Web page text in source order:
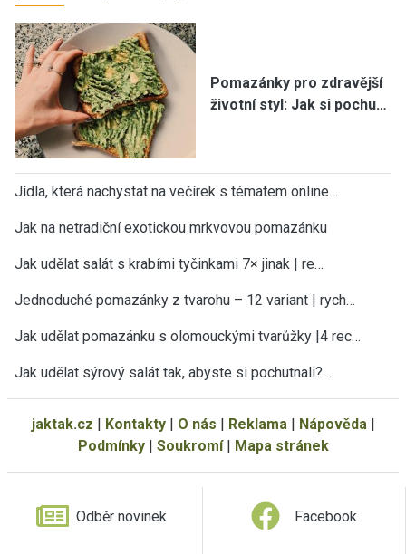
Pomazánky pro zdravější
životní styl: Jak si pochu…
Jídla, která nachystat na večírek s tématem online…
Jak na netradiční exotickou mrkvovou pomazánku
Jak udělat salát s krabími tyčinkami 7× jinak | re…
Jednoduché pomazánky z tvarohu – 12 variant | rych…
Jak udělat pomazánku s olomouckými tvarůžky |4 rec…
Jak udělat sýrový salát tak, abyste si pochutnali?…
jaktak.cz | Kontakty| O nás | Reklama| Nápověda|
Podmínky| Soukromí| Mapa stránek
Odběr novinek Facebook